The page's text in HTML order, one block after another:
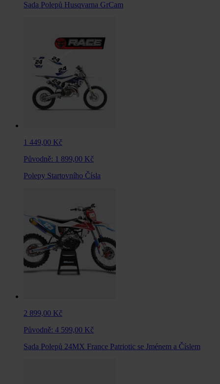
Sada Polepů Husqvarna GrCam
1 449,00 Kč
Původně: 1 899,00 Kč
Polepy Startovního Čísla
2 899,00 Kč
Původně: 4 599,00 Kč
Sada Polepů 24MX France Patriotic se Jménem a Číslem